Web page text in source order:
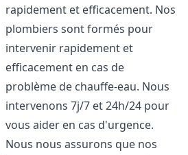
rapidement et efficacement. Nos
plombiers sont formés pour
intervenir rapidement et
efficacement en cas de
problème de chauffe-eau. Nous
intervenons 7j/7 et 24h/24 pour
vous aider en cas d'urgence.
Nous nous assurons que nos